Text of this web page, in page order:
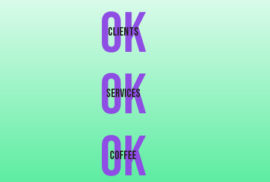
0K
clients
0K
services
0k
COFFEE